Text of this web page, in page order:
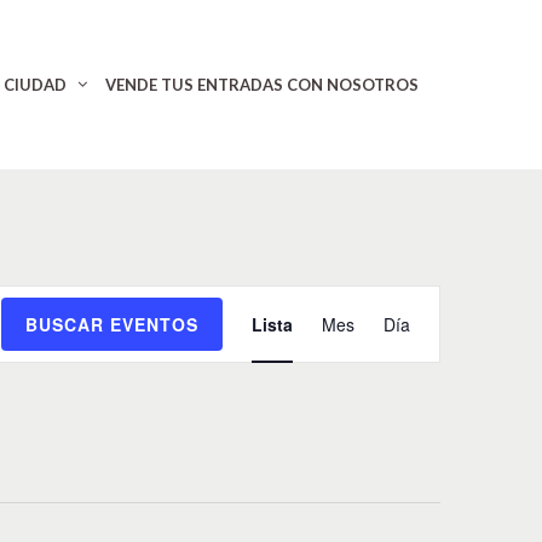
CIUDAD VENDE TUS ENTRADAS CON NOSOTROS
BUSCAR EVENTOS
a
v
Lista Mes Día